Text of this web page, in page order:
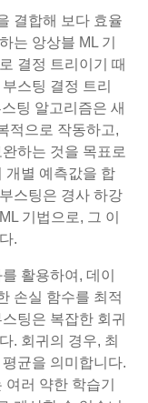
결합해 보다 효율
는 앙상블 ML 기
결정 트리이기 때
스팅 결정 트리
팅 알고리즘은 새
적으로 작동하고,
하는 것을 목표로
개별 예측값을 합
스팅은 경사 하강
기법으로, 그 이
.
활용하여, 데이
손실 함수를 최적
팅은 복잡한 회귀
. 회귀의 경우, 최
균을 의미합니다.
러 약한 학습기